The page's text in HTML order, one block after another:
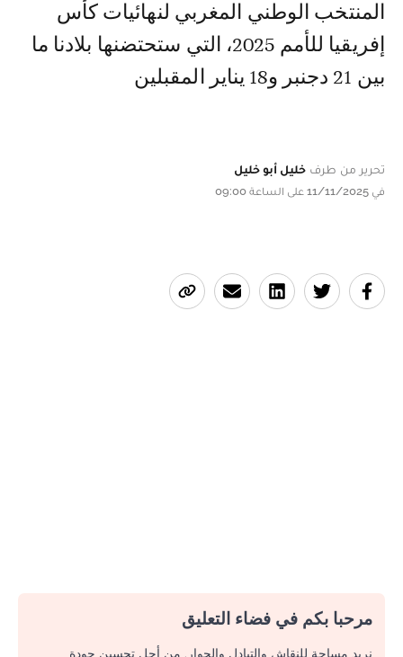
المنتخب الوطني المغربي لنهائيات كأس
إفريقيا للأمم 2025، التي ستحتضنها بلادنا ما
بين 21 دجنبر و18 يناير المقبلين
تحرير من طرف خليل أبو خليل
في 11/11/2025 على الساعة 09:00
مرحبا بكم في فضاء التعليق
نريد مساحة للنقاش والتبادل والحوار. من أجل تحسين جودة